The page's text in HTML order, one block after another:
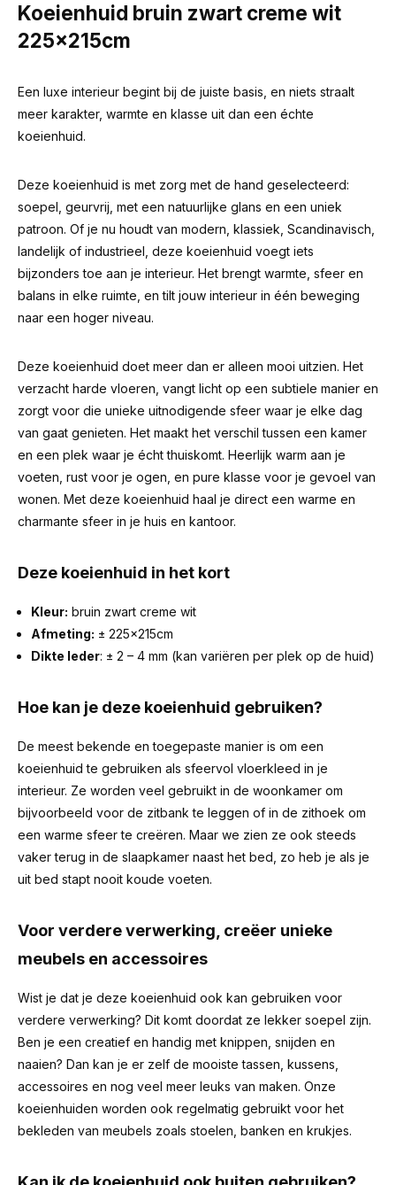
Koeienhuid bruin zwart creme wit
225x215cm
Een luxe interieur begint bij de juiste basis, en niets straalt
meer karakter, warmte en klasse uit dan een échte
koeienhuid.
Deze koeienhuid is met zorg met de hand geselecteerd:
soepel, geurvrij, met een natuurlijke glans en een uniek
patroon. Of je nu houdt van modern, klassiek, Scandinavisch,
landelijk of industrieel, deze koeienhuid voegt iets
bijzonders toe aan je interieur. Het brengt warmte, sfeer en
balans in elke ruimte, en tilt jouw interieur in één beweging
naar een hoger niveau.
Deze koeienhuid doet meer dan er alleen mooi uitzien. Het
verzacht harde vloeren, vangt licht op een subtiele manier en
zorgt voor die unieke uitnodigende sfeer waar je elke dag
van gaat genieten. Het maakt het verschil tussen een kamer
en een plek waar je écht thuiskomt. Heerlijk warm aan je
voeten, rust voor je ogen, en pure klasse voor je gevoel van
wonen. Met deze koeienhuid haal je direct een warme en
charmante sfeer in je huis en kantoor.
Deze koeienhuid in het kort
Kleur: bruin zwart creme wit
Afmeting: ± 225x215cm
Dikte leder: ± 2 – 4 mm (kan variëren per plek op de huid)
Hoe kan je deze koeienhuid gebruiken?
De meest bekende en toegepaste manier is om een
koeienhuid te gebruiken als sfeervol vloerkleed in je
interieur. Ze worden veel gebruikt in de woonkamer om
bijvoorbeeld voor de zitbank te leggen of in de zithoek om
een warme sfeer te creëren. Maar we zien ze ook steeds
vaker terug in de slaapkamer naast het bed, zo heb je als je
uit bed stapt nooit koude voeten.
Voor verdere verwerking, creëer unieke
meubels en accessoires
Wist je dat je deze koeienhuid ook kan gebruiken voor
verdere verwerking? Dit komt doordat ze lekker soepel zijn.
Ben je een creatief en handig met knippen, snijden en
naaien? Dan kan je er zelf de mooiste tassen, kussens,
accessoires en nog veel meer leuks van maken. Onze
koeienhuiden worden ook regelmatig gebruikt voor het
bekleden van meubels zoals stoelen, banken en krukjes.